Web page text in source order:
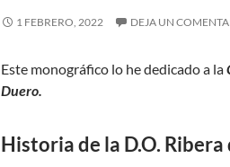
1 FEBRERO, 2022 DEJA UN
Este monográfico lo he dedicado a la
Duero.
Historia de la D.O.